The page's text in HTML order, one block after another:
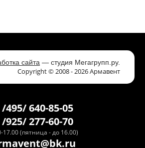
сайта — студия Мегагрупп.ру.
Copyright © 2008 - 2026 Армавент
495/ 640-85-05
925/ 277-60-70
17.00 (пятница - до 16.00)